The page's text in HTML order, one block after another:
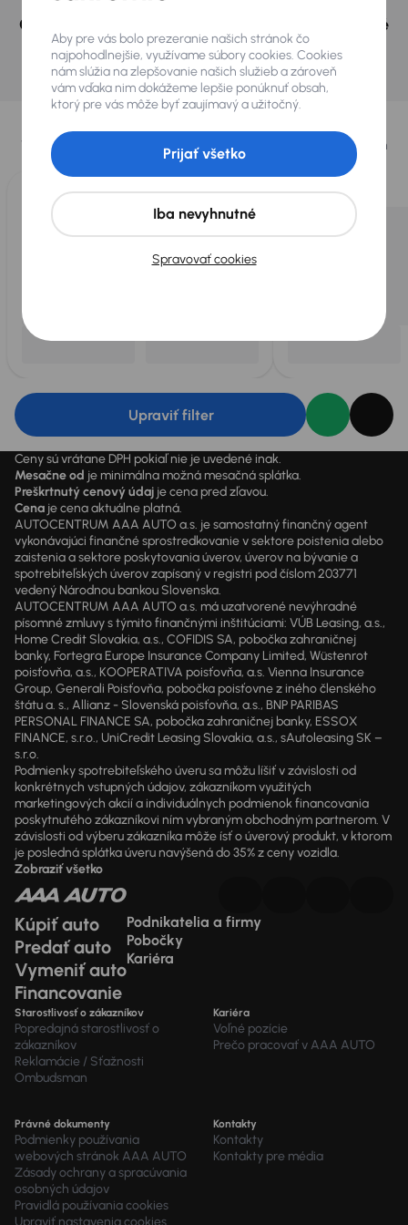
Českej republike a v Polsku môžeme mať podobné
vozidlá, ktoré hľadáte.
Nájsť podobný automobil
Vybrali sme pre vás
Vyberáme pre vás tie najlepšie vozidlá
z našej ponuky. Každý deň
pre vás vykúpimeaž 400 vozidiel
Upraviť filter
Ceny sú vrátane DPH pokiaľ nie je uvedené inak.
Mesačne od je minimálna možná mesačná splátka.
Preškrtnutý cenový údaj je cena pred zľavou.
Cena je cena aktuálne platná.
AUTOCENTRUM AAA AUTO a.s. je samostatný finančný agent
vykonávajúci finančné sprostredkovanie v sektore poistenia alebo
zaistenia a sektore poskytovania úverov, úverov na bývanie a
spotrebiteľských úverov zapísaný v registri pod číslom 203771
vedený Národnou bankou Slovenska.
AUTOCENTRUM AAA AUTO a.s. má uzatvorené nevýhradné
písomné zmluvy s týmito finančnými inštitúciami: VÚB Leasing, a.s.,
Home Credit Slovakia, a.s., COFIDIS SA, pobočka zahraničnej
banky, Fortegra Europe Insurance Company Limited, Wüstenrot
poisťovňa, a.s., KOOPERATIVA poisťovňa, a.s. Vienna Insurance
Group, Generali Poisťovňa, pobočka poisťovne z iného členského
štátu a. s., Allianz - Slovenská poisťovňa, a.s., BNP PARIBAS
PERSONAL FINANCE SA, pobočka zahraničnej banky, ESSOX
FINANCE, s.r.o., UniCredit Leasing Slovakia, a.s., sAutoleasing SK –
s.r.o.
Podmienky spotrebiteľského úveru sa môžu líšiť v závislosti od
konkrétnych vstupných údajov, zákazníkom využitých
marketingových akcií a individuálnych podmienok financovania
poskytnutého zákazníkovi ním vybraným obchodným partnerom. V
závislosti od výberu zákazníka môže ísť o úverový produkt, v ktorom
je posledná splátka úveru navýšená do 35% z ceny vozidla.
Zobraziť všetko
Kúpiť auto
Predať auto
Vymeniť auto
Financovanie
Podnikatelia a firmy
Pobočky
Kariéra
Starostlivosť o zákazníkov
Popredajná starostlivosť o
zákazníkov
Reklamácie / Sťažnosti
Ombudsman
Kariéra
Voľné pozície
Prečo pracovať v AAA AUTO
Právné dokumenty
Podmienky používania
webových stránok AAA AUTO
Zásady ochrany a spracúvania
osobných údajov
Pravidlá používania cookies
Upraviť nastavenia cookies
Kontakty
Kontakty
Kontakty pre média
Aby pre vás bolo prezeranie našich stránok čo
najpohodlnejšie, využívame súbory cookies. Cookies
nám slúžia na zlepšovanie našich služieb a zároveň
vám vďaka nim dokážeme lepšie ponúknuť obsah,
ktorý pre vás môže byť zaujímavý a užitočný.
Spravovať cookies
Iba nevyhnutné
Prijať všetko